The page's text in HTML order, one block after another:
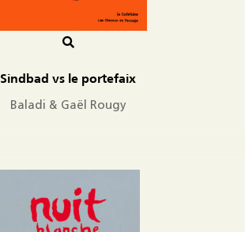
Sindbad vs le portefaix
Baladi & Gaël Rougy